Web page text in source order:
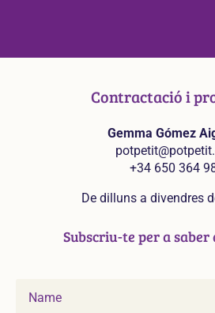
Contractació i
Gemma Gómez
+34 650 364
De dilluns a divendres
Subscriu-te per a